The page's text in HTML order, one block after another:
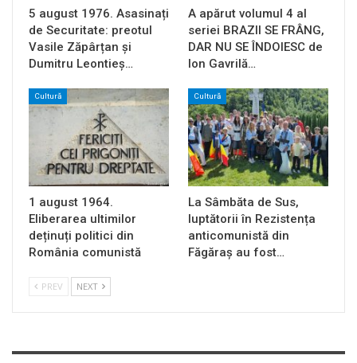
5 august 1976. Asasinați
de Securitate: preotul
Vasile Zăpârțan și
Dumitru Leontieș…
A apărut volumul 4 al
seriei BRAZII SE FRÂNG,
DAR NU SE ÎNDOIESC de
Ion Gavrilă…
Cultură
1 august 1964.
Eliberarea ultimilor
deținuți politici din
România comunistă
Cultură
La Sâmbăta de Sus,
luptătorii în Rezistența
anticomunistă din
Făgăraș au fost…
PREV NEXT